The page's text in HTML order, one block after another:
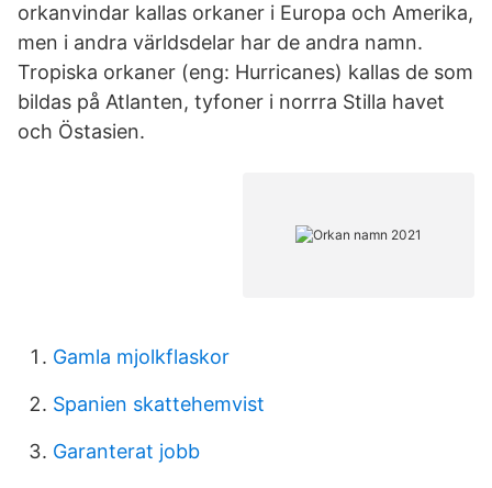
orkanvindar kallas orkaner i Europa och Amerika,
men i andra världsdelar har de andra namn.
Tropiska orkaner (eng: Hurricanes) kallas de som
bildas på Atlanten, tyfoner i norrra Stilla havet
och Östasien.
Gamla mjolkflaskor
Spanien skattehemvist
Garanterat jobb